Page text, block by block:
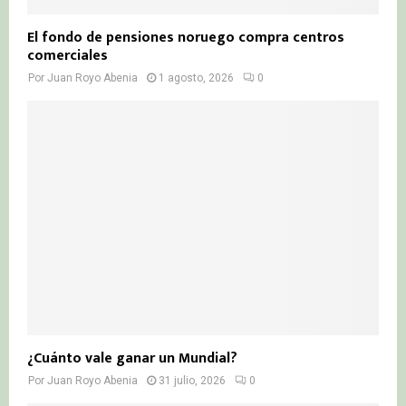
El fondo de pensiones noruego compra centros
comerciales
Por Juan Royo Abenia 1 agosto, 2026 0
¿Cuánto vale ganar un Mundial?
Por Juan Royo Abenia 31 julio, 2026 0